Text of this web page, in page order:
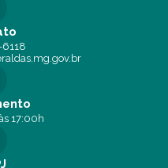
6118
17:00h